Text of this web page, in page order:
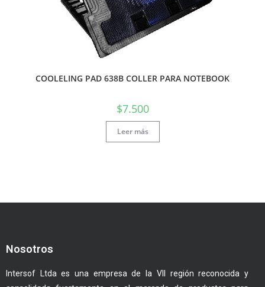
COOLELING PAD 638B COLLER PARA NOTEBOOK
$7.500
Leer más
Nosotros
Intersof Ltda es una empresa de la VII región reconocida y